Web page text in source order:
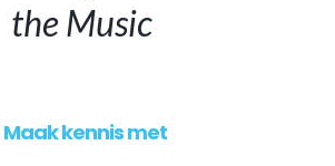
the Music
Maak kennis met